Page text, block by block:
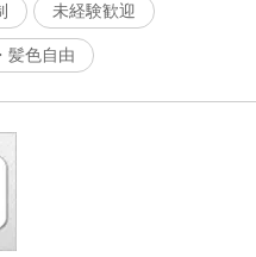
未経験歓迎
髪色自由